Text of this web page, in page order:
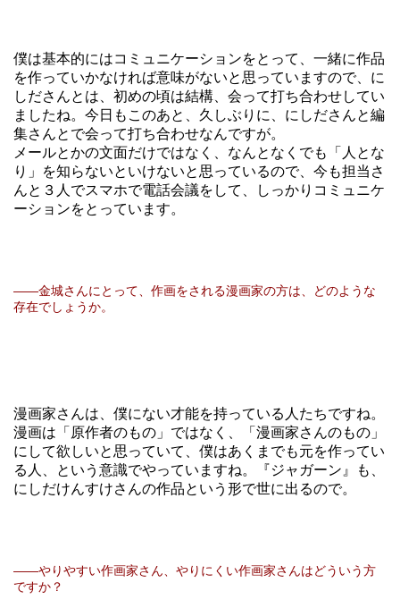
僕は基本的にはコミュニケーションをとって、一緒に作品
を作っていかなければ意味がないと思っていますので、に
しださんとは、初めの頃は結構、会って打ち合わせしてい
ましたね。今日もこのあと、久しぶりに、にしださんと編
集さんとで会って打ち合わせなんですが。
メールとかの文面だけではなく、なんとなくでも「人とな
り」を知らないといけないと思っているので、今も担当さ
んと３人でスマホで電話会議をして、しっかりコミュニケ
ーションをとっています。
――金城さんにとって、作画をされる漫画家の方は、どのような
存在でしょうか。
漫画家さんは、僕にない才能を持っている人たちですね。
漫画は「原作者のもの」ではなく、「漫画家さんのもの」
にして欲しいと思っていて、僕はあくまでも元を作ってい
る人、という意識でやっていますね。『ジャガーン』も、
にしだけんすけさんの作品という形で世に出るので。
――やりやすい作画家さん、やりにくい作画家さんはどういう方
ですか？